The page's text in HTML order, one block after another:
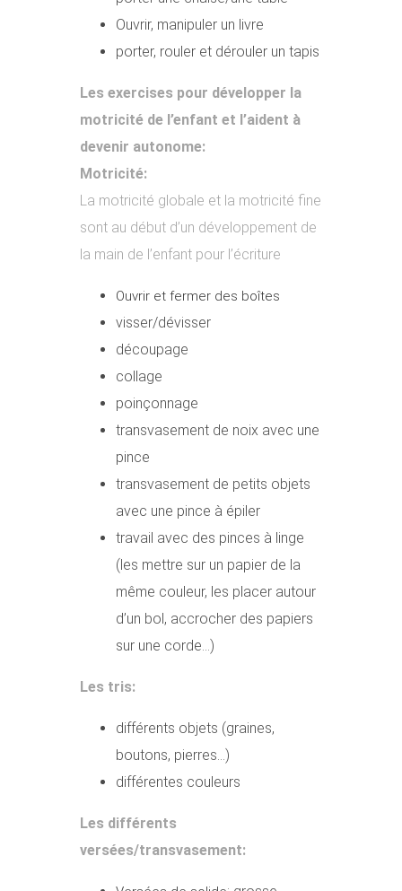
Ouvrir, manipuler un livre
porter, rouler et dérouler un tapis
Les exercises pour développer la
motricité de l’enfant et l’aident à
devenir autonome:
Motricité:
La motricité globale et la motricité fine
sont au début d’un développement de
la main de l’enfant pour l’écriture
Ouvrir et fermer des boîtes
visser/dévisser
découpage
collage
poinçonnage
transvasement de noix avec une
pince
transvasement de petits objets
avec une pince à épiler
travail avec des pinces à linge
(les mettre sur un papier de la
même couleur, les placer autour
d’un bol, accrocher des papiers
sur une corde…)
Les tris:
différents objets (graines,
boutons, pierres…)
différentes couleurs
Les différents
versées/transvasement: